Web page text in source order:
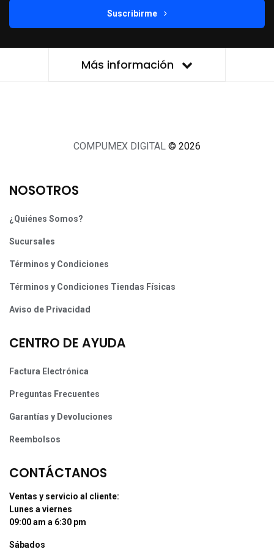
Suscribirme
Más información
COMPUMEX DIGITAL © 2026
NOSOTROS
¿Quiénes Somos?
Sucursales
Términos y Condiciones
Términos y Condiciones Tiendas Físicas
Aviso de Privacidad
CENTRO DE AYUDA
Factura Electrónica
Preguntas Frecuentes
Garantías y Devoluciones
Reembolsos
CONTÁCTANOS
Ventas y servicio al cliente:
Lunes a viernes
09:00 am a 6:30 pm
Sábados